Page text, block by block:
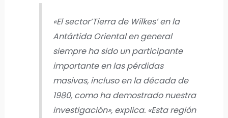
«El sector’Tierra de Wilkes’ en la
Antártida Oriental en general
siempre ha sido un participante
importante en las pérdidas
masivas, incluso en la década de
1980, como ha demostrado nuestra
investigación», explica. «Esta región